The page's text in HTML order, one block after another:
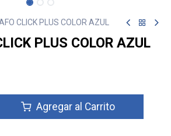
CLICK PLUS COLOR AZUL
PLUS COLOR AZUL
Agregar al Carrito